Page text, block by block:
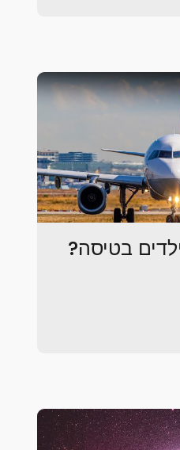
בטיסה?